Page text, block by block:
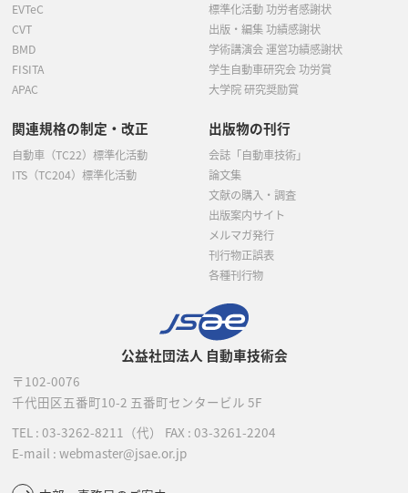
公益社団法人 自動車技術会
〒102-0076
千代田区五番町10-2 五番町センタービル 5F
TEL : 03-3262-8211 （代） FAX : 03-3261-2204
E-mail : webmaster@jsae.or.jp
EVTeC
CVT
BMD
FISITA
APAC
標準化活動 功労者感謝状
出版・編集 功績感謝状
学術講演会 運営功績感謝状
学生自動車研究会 功労賞
大学院 研究奨励賞
関連規格の制定・改正
自動車（TC22）標準化活動
ITS（TC204）標準化活動
出版物の刊行
会誌「自動車技術」
論文集
文献の購入・調査
出版案内サイト
メルマガ発行
刊行物正誤表
各種刊行物